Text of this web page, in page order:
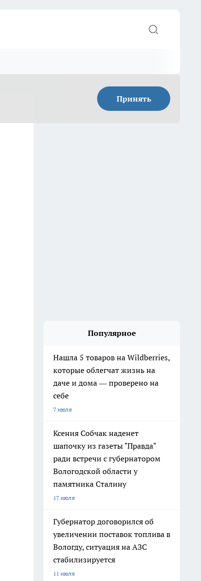
Принять
Популярное
Нашла 5 товаров на Wildberries,
которые облегчат жизнь на
даче и дома — проверено на
себе
7 июля
Ксения Собчак наденет
шапочку из газеты "Правда"
ради встречи с губернатором
Вологодской области у
памятника Сталину
17 июля
Губернатор договорился об
увеличении поставок топлива в
Вологду, ситуация на АЗС
стабилизируется
11 июля